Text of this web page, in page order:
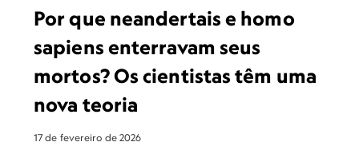
Por que neandertais e homo
sapiens enterravam seus
mortos? Os cientistas têm uma
nova teoria
17 de fevereiro de 2026